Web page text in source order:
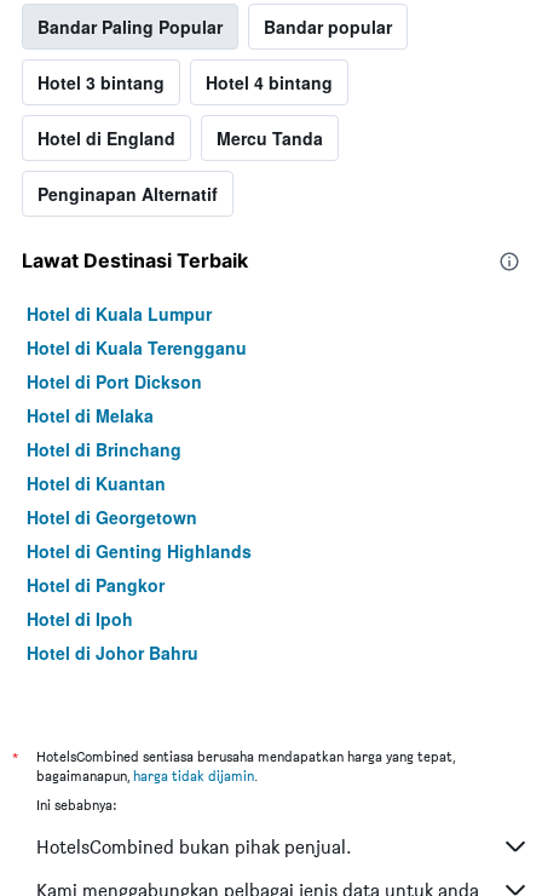
Bandar Paling Popular Bandar popular
Hotel 3 bintang Hotel 4 bintang
Hotel di England Mercu Tanda
Penginapan Alternatif
Lawat Destinasi Terbaik
Hotel di Kuala Lumpur
Hotel di Kuala Terengganu
Hotel di Port Dickson
Hotel di Melaka
Hotel di Brinchang
Hotel di Kuantan
Hotel di Georgetown
Hotel di Genting Highlands
Hotel di Pangkor
Hotel di Ipoh
Hotel di Johor Bahru
Hotel di Kuching
Hotel di Tokyo
Hotel di Bangkok
Hotel di Putrajaya
*
HotelsCombined sentiasa berusaha mendapatkan harga yang tepat,
bagaimanapun, harga tidak dijamin.
Ini sebabnya:
HotelsCombined bukan pihak penjual.
Kami menggabungkan pelbagai jenis data untuk anda